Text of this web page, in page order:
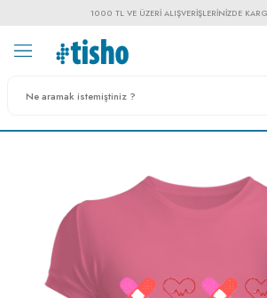
1000 TL VE ÜZERI ALIŞVERIŞLERINIZDE